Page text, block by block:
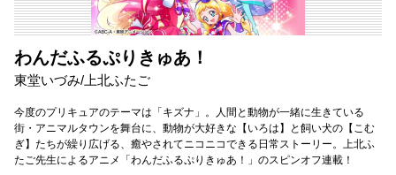
わんだふるぷりきゅあ！
東堂いづみ/ 上北ふたご
今度のプリキュアのテーマは「キズナ」。人間と動物が一緒に生きている
街・アニマルタウンを舞台に、動物が大好きな【いろは】と飼い犬の【こむ
ぎ】たちが繰り広げる、癒やされてニコニコできる日常ストーリー。上北ふ
たご先生によるアニメ「わんだふるぷりきゅあ！」のスピンオフ連載！